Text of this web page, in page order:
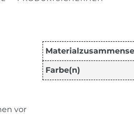
vor
Farbe(n)